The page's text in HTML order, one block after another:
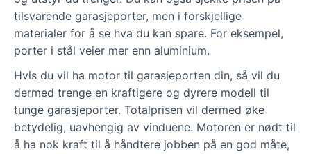
tilsvarende garasjeporter, men i forskjellige
materialer for å se hva du kan spare. For eksempel,
porter i stål veier mer enn aluminium.
Hvis du vil ha motor til garasjeporten din, så vil du
dermed trenge en kraftigere og dyrere modell til
tunge garasjeporter. Totalprisen vil dermed øke
betydelig, uavhengig av vinduene. Motoren er nødt til
å ha nok kraft til å håndtere jobben på en god måte,